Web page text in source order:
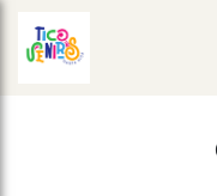
slideout